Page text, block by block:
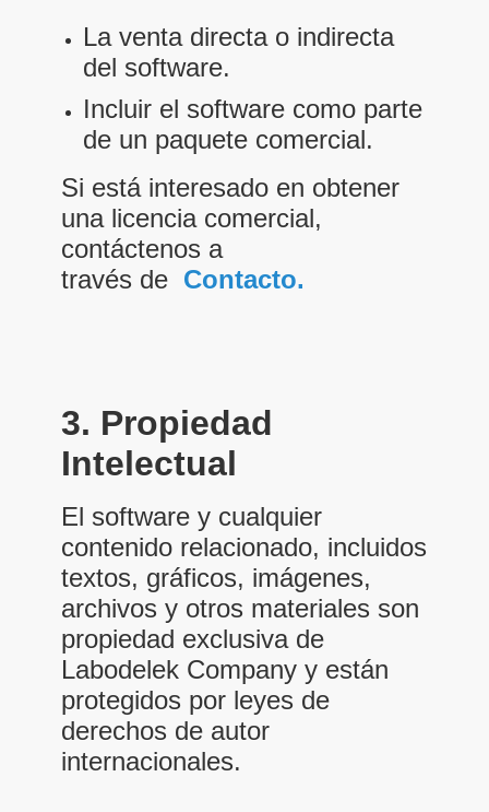
La venta directa o indirecta
del software.
Incluir el software como parte
de un paquete comercial.
Si está interesado en obtener
una licencia comercial,
contáctenos a
través de Contacto.
3. Propiedad
Intelectual
El software y cualquier
contenido relacionado, incluidos
textos, gráficos, imágenes,
archivos y otros materiales son
propiedad exclusiva de
Labodelek Company y están
protegidos por leyes de
derechos de autor
internacionales.